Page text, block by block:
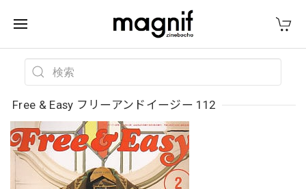
Free & Easy フリーアンドイージー 112